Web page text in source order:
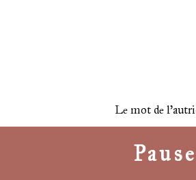
Le mot de